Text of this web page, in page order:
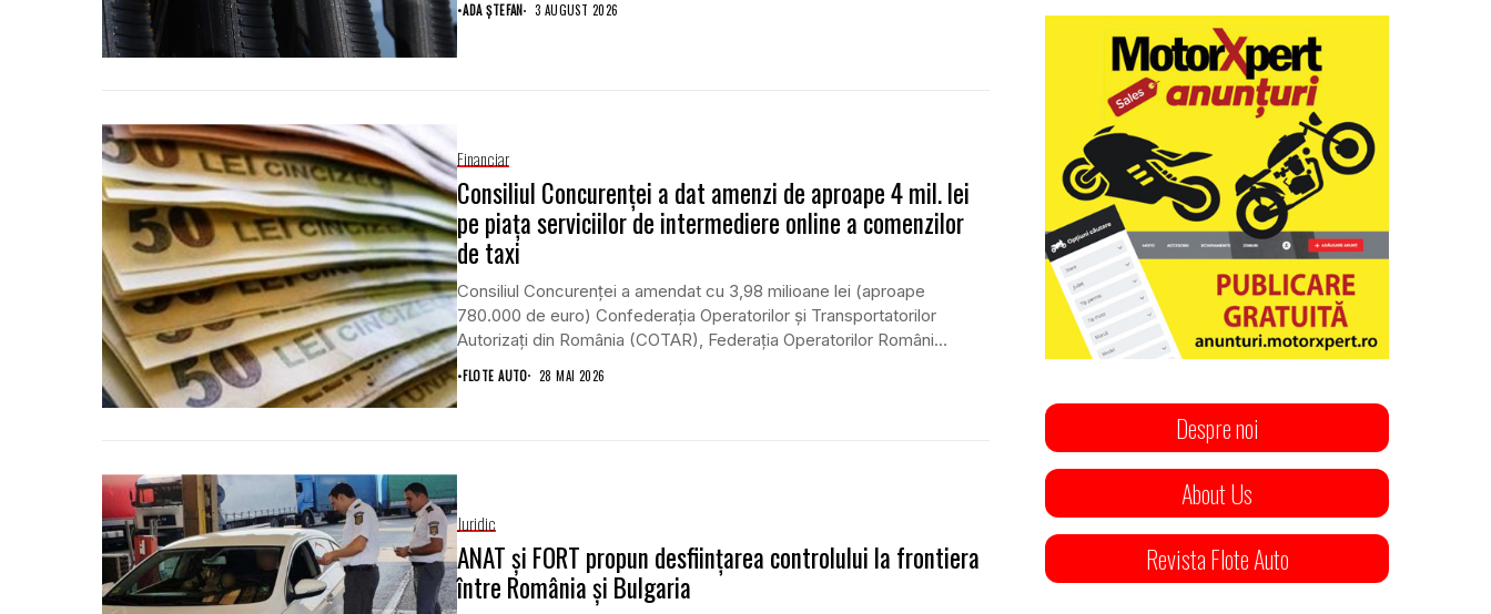
•ADA ȘTEFAN 3 AUGUST 2026
Financiar
Consiliul Concurenței a dat amenzi de aproape 4 mil. lei
pe piața serviciilor de intermediere online a comenzilor
de taxi
Consiliul Concurenței a amendat cu 3,98 milioane lei (aproape
780.000 de euro) Confederația Operatorilor și Transportatorilor
Autorizați din România (COTAR), Federația Operatorilor Români...
•FLOTE AUTO 28 MAI 2026
Juridic
ANAT şi FORT propun desfiinţarea controlului la frontiera
între România şi Bulgaria
Despre noi
About Us
Revista Flote Auto